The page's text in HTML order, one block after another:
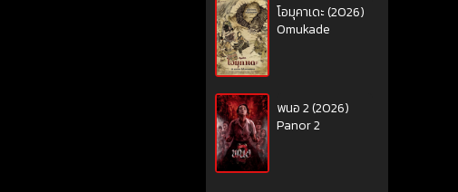
โอมุคาเดะ (2026)
Omukade
พนอ 2 (2026)
Panor 2